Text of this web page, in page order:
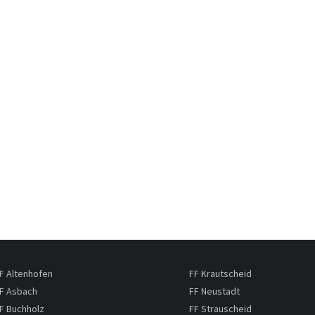
Altenhofen
Asbach
Buchholz
FF Krautscheid
FF Neustadt
FF Strauscheid